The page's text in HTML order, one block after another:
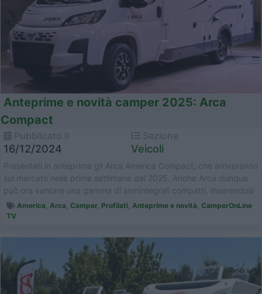
Anteprime e novità camper 2025: Arca
Compact
16/12/2024 Veicoli
Presentati in anteprima gli Arca America Compact, che arriveranno
sul mercato nelle prime settimane del 2025. Anche Arca dunque
può ora vantare una gamma di semintegrali compatti, inserendosi
a... America, Arca, Camper, Profilati, Anteprime e novità, CamperOnLine
TV